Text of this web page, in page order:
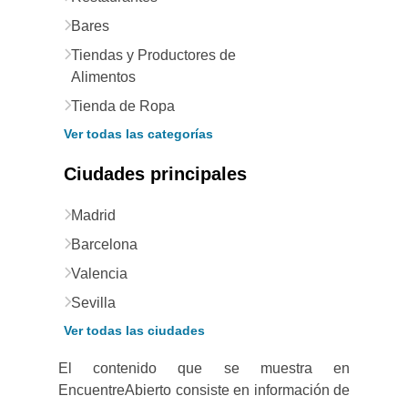
Bares
Tiendas y Productores de
Alimentos
Tienda de Ropa
Ver todas las categorías
Ciudades principales
Madrid
Barcelona
Valencia
Sevilla
Ver todas las ciudades
El contenido que se muestra en
EncuentreAbierto consiste en información de